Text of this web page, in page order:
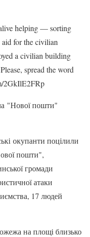
helping — sorting
for the civilian
a civilian building
spread the word
2GkIlE2FRp
"Нової пошти"
окупанти поцілили
пошти",
громади
атаки
17 людей
на площі близько